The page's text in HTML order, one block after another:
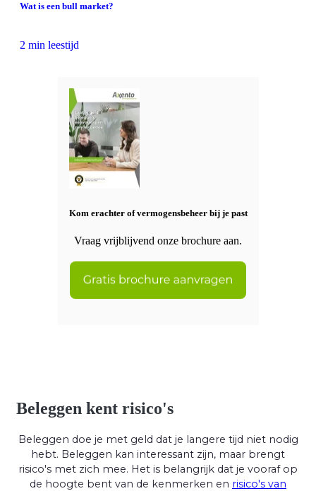
Wat is een bull market?
2 min leestijd
Kom erachter of vermogensbeheer bij je past
Vraag vrijblijvend onze brochure aan.
Beleggen kent risico's
Beleggen doe je met geld dat je langere tijd niet nodig
hebt. Beleggen kan interessant zijn, maar brengt
risico's met zich mee. Het is belangrijk dat je vooraf op
de hoogte bent van de kenmerken en risico's van